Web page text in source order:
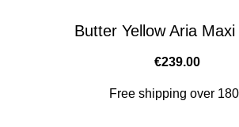
Butter Yellow Aria
€239.00
Free shipping over